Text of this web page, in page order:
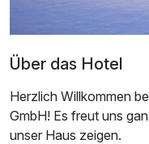
Über das Hotel
Herzlich Willkommen
GmbH! Es freut uns
unser Haus zeigen.